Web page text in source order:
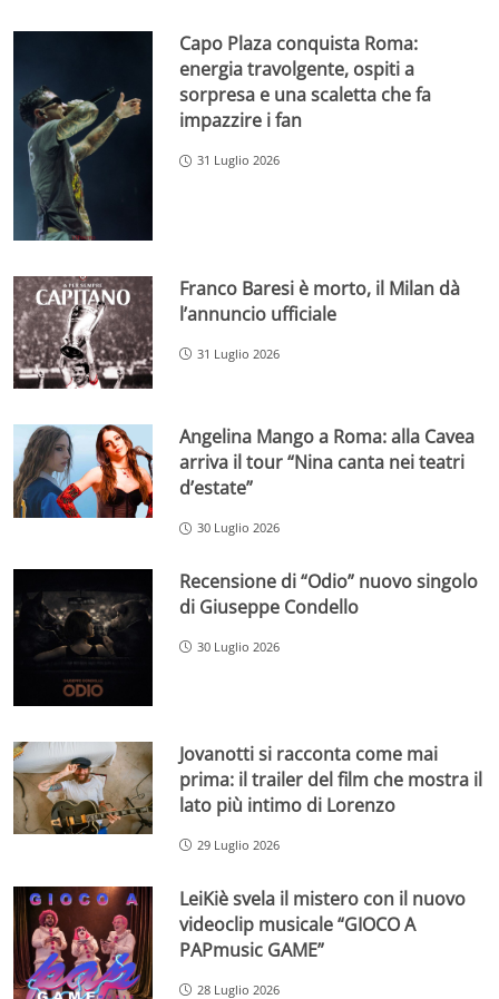
Capo Plaza conquista Roma:
energia travolgente, ospiti a
sorpresa e una scaletta che fa
impazzire i fan
31 Luglio 2026
Franco Baresi è morto, il Milan dà
l’annuncio ufficiale
31 Luglio 2026
Angelina Mango a Roma: alla Cavea
arriva il tour “Nina canta nei teatri
d’estate”
30 Luglio 2026
Recensione di “Odio” nuovo singolo
di Giuseppe Condello
30 Luglio 2026
Jovanotti si racconta come mai
prima: il trailer del film che mostra il
lato più intimo di Lorenzo
29 Luglio 2026
LeiKiè svela il mistero con il nuovo
videoclip musicale “GIOCO A
PAPmusic GAME”
28 Luglio 2026